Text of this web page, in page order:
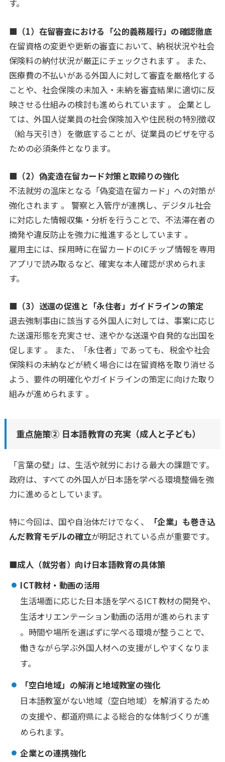
す。
■（1）在留審査における「公的義務履行」の確認徹底
在留資格の変更や更新の審査において、納税状況や社会
保険料の納付状況が厳正にチェックされます 。 また、
医療費の不払いがある外国人に対して審査を厳格化する
ことや、社会保険の未加入・未納を審査結果に適切に反
映させる仕組みの検討も進められています 。 企業とし
ては、外国人従業員の社会保険加入や住民税の特別徴収
（給与天引き）を徹底することが、従業員のビザを守る
ための必須条件となります。
■（2）偽変造在留カード対策と取締りの強化
不法就労の温床となる「偽変造在留カード」への対策が
強化されます 。 警察と入管庁が連携し、デジタル社会
に対応した情報収集・分析を行うことで、不法滞在者の
摘発や違反防止を強力に推進するとしています 。
雇用主には、採用時に在留カードのICチップ情報を専用
アプリで読み取るなど、確実な本人確認が求められま
す。
■（3）送還の促進と「永住者」ガイドラインの策定
退去強制事由に該当する外国人に対しては、事案に応じ
た送還形態を充実させ、速やかな送還や自発的な出国を
促します 。 また、「永住者」であっても、税金や社会
保険料の未納などが続く場合には在留資格を取り消せる
よう、要件の明確化やガイドラインの策定に向けた取り
組みが進められます 。
重点施策② 日本語教育の充実（成人と子ども）
「言葉の壁」は、生活や就労における最大の課題です。
政府は、すべての外国人が日本語を学べる環境整備を強
力に進めるとしています。
特に今回は、国や自治体だけでなく、
「企業」も巻き込
んだ教育モデルの確立が明記されている点が重要です。
■成人（就労者）向け日本語教育の具体策
ICT教材・動画の活用
生活場面に応じた日本語を学べるICT教材の開発や、
生活オリエンテーション動画の活用が進められます
。時間や場所を選ばずに学べる環境が整うことで、
働きながら学ぶ外国人材への支援がしやすくなりま
す。
「空白地域」の解消と地域教室の強化
日本語教室がない地域（空白地域）を解消するため
の支援や、都道府県による総合的な体制づくりが進
められます。
企業との連携強化